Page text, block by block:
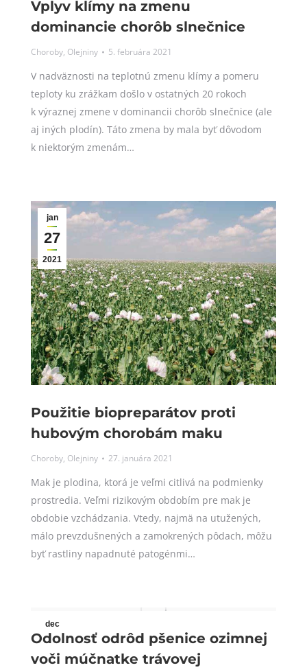
Vplyv klímy na zmenu
dominancie chorôb slnečnice
Choroby, Olejniny 5. februára 2021
V nadväznosti na teplotnú zmenu klímy a pomeru
teploty ku zrážkam došlo v ostatných 20 rokoch
k výraznej zmene v dominancii chorôb slnečnice (ale
aj iných plodín). Táto zmena by mala byť dôvodom
k niektorým zmenám…
jan
27
2021
Použitie biopreparátov proti
hubovým chorobám maku
Choroby, Olejniny 27. januára 2021
Mak je plodina, ktorá je veľmi citlivá na podmienky
prostredia. Veľmi rizikovým obdobím pre mak je
obdobie vzchádzania. Vtedy, najmä na utužených,
málo prevzdušnených a zamokrených pôdach, môžu
byť rastliny napadnuté patogénmi…
dec
29
2020
Odolnosť odrôd pšenice ozimnej
voči múčnatke trávovej